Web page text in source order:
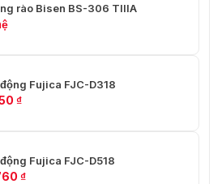
rào Bisen BS-306 TIIIA
Fujica FJC-D318
₫
Fujica FJC-D518
₫